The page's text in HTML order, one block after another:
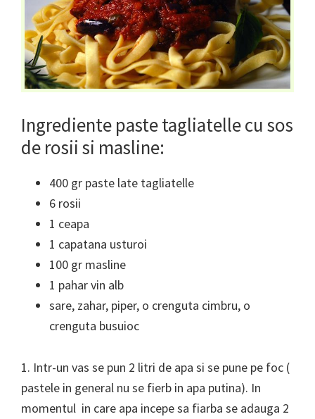
Ingrediente paste tagliatelle cu sos
de rosii si masline:
400 gr paste late tagliatelle
6 rosii
1 ceapa
1 capatana usturoi
100 gr masline
1 pahar vin alb
sare, zahar, piper, o crenguta cimbru, o
crenguta busuioc
1. Intr-un vas se pun 2 litri de apa si se pune pe foc (
pastele in general nu se fierb in apa putina). In
momentul in care apa incepe sa fiarba se adauga 2